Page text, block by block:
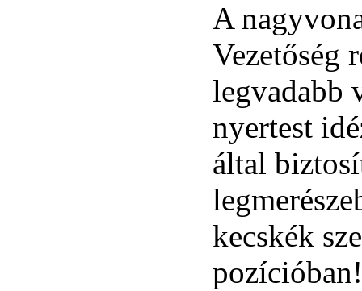
A
Vezetőség
legvadabb
nyertest
által
kecskék